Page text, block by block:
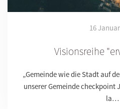
16
Visionsreihe
„Gemeinde wie die Stadt auf
unserer Gemeinde checkpoint
la…